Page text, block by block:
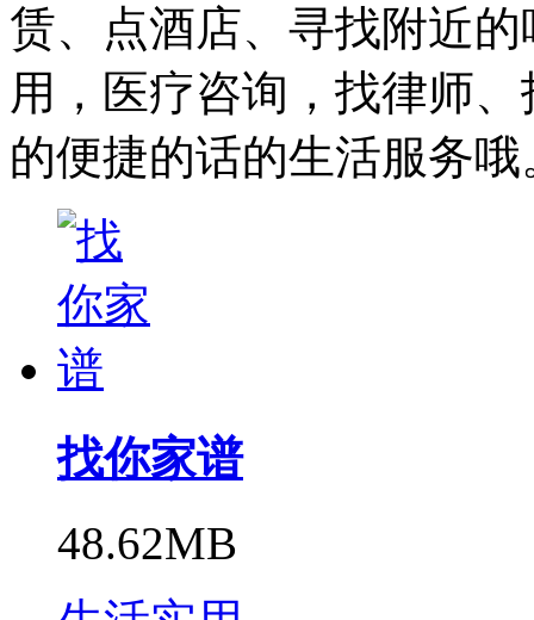
赁、点酒店、寻找附近
用，医疗咨询，找律师
的便捷的话的生活服务哦
找你家谱
48.62MB